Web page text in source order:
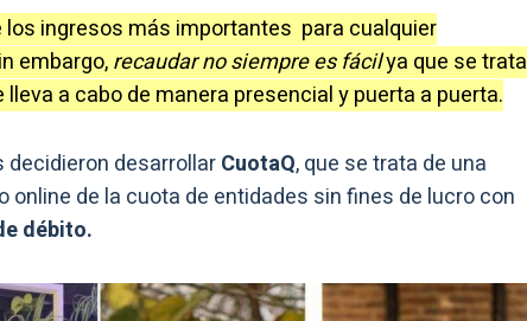
los ingresos más importantes para cualquier
embargo,recaudar no siempre es fácilya que se trata
a cabo de manera presencial y puerta a puerta.
desarrollarCuotaQ, que se trata de una
online de la cuota de entidades sin fines de lucro con
débito.